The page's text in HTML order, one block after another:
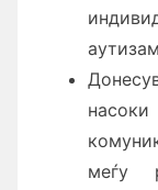
меѓу